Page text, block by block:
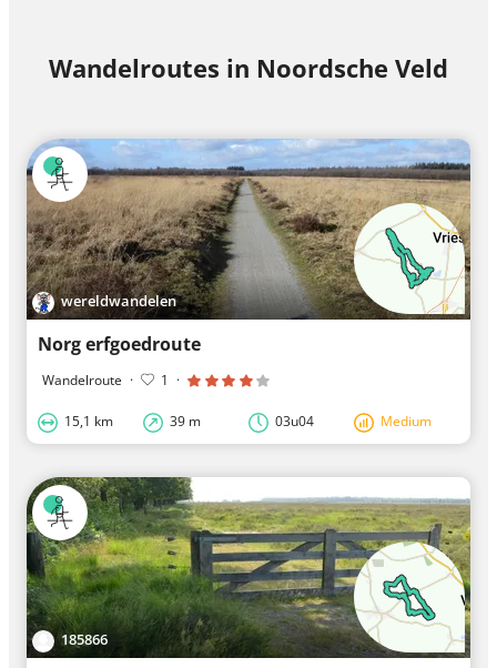
Wandelroutes in Noordsche Veld
wereldwandelen
Norg erfgoedroute
Wandelroute · 1 ·
15,1 km 39 m 03u04 Medium
185866